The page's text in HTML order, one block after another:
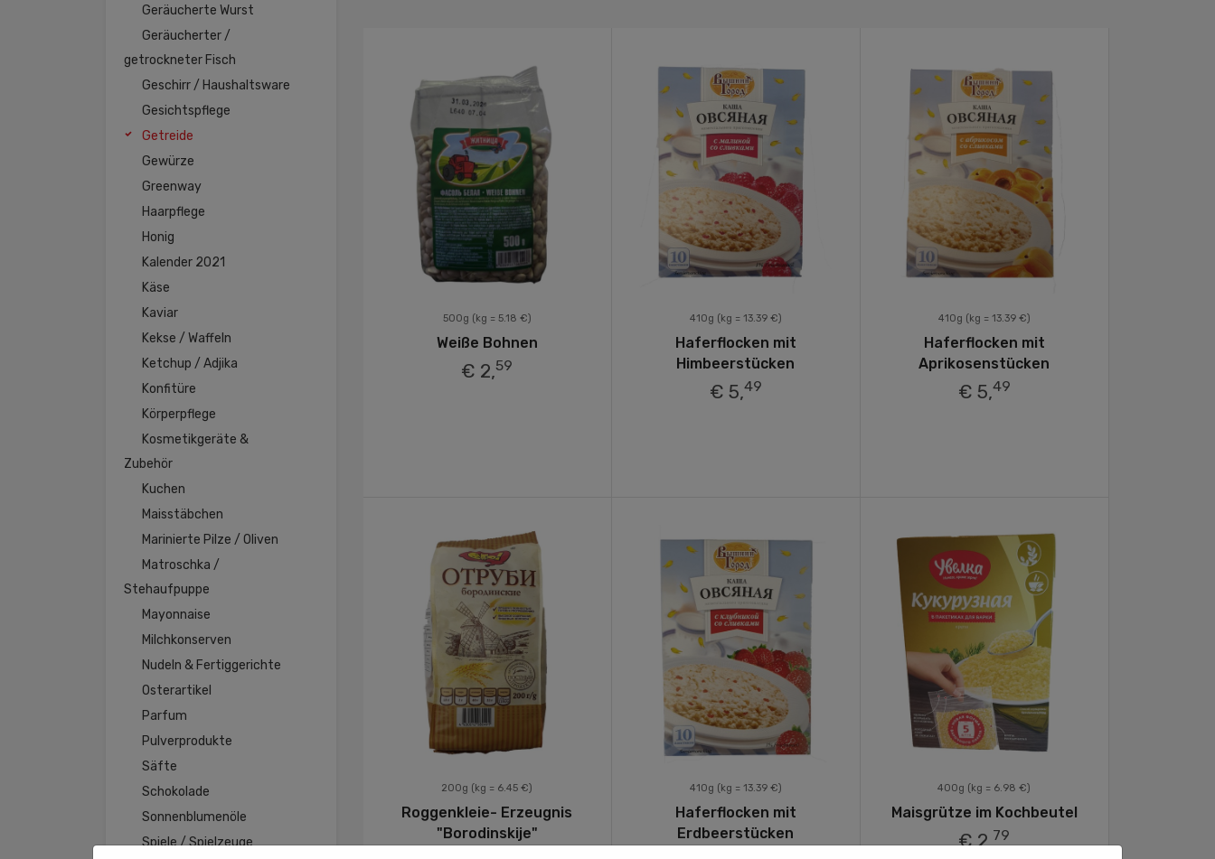
Geräucherte Wurst
Geräucherter /
getrockneter Fisch
Geschirr / Haushaltsware
Gesichtspflege
Getreide
Gewürze
Greenway
Haarpflege
Honig
Kalender 2021
Käse
Kaviar
Kekse / Waffeln
Ketchup / Adjika
Konfitüre
Körperpflege
Kosmetikgeräte &
Zubehör
Kuchen
Maisstäbchen
Marinierte Pilze / Oliven
Matroschka /
Stehaufpuppe
Mayonnaise
Milchkonserven
Nudeln & Fertiggerichte
Osterartikel
Parfum
Pulverprodukte
Säfte
Schokolade
Sonnenblumenöle
Spiele / Spielzeuge
500g (kg = 5.18 €)
Weiße Bohnen
€ 2,59
410g (kg = 13.39 €)
Haferflocken mit
Himbeerstücken
€ 5,49
410g (kg = 13.39 €)
Haferflocken mit
Aprikosenstücken
€ 5,49
200g (kg = 6.45 €)
Roggenkleie- Erzeugnis
"Borodinskije"
410g (kg = 13.39 €)
Haferflocken mit
Erdbeerstücken
400g (kg = 6.98 €)
Maisgrütze im Kochbeutel
€ 2,79